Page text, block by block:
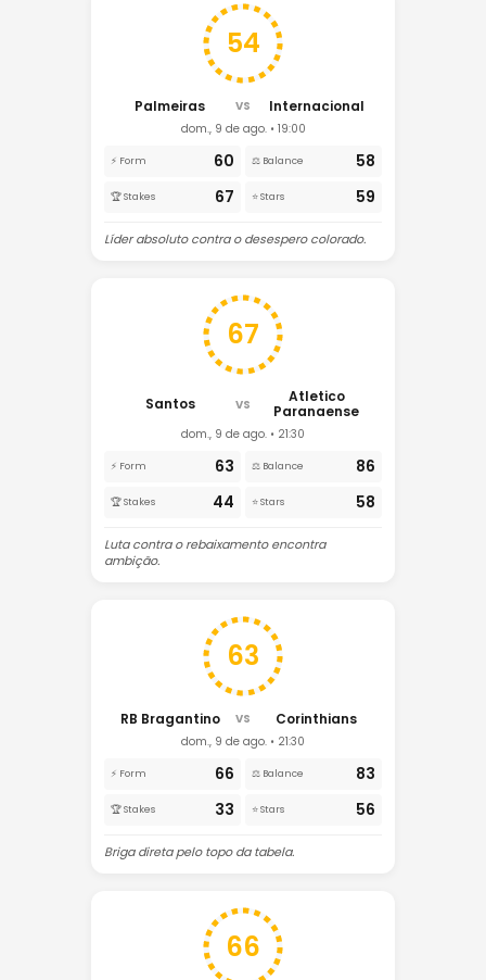
54
Palmeiras VS Internacional
dom., 9 de ago. • 19:00
⚡ Form 60 ⚖️ Balance 58
🏆 Stakes 67 ⭐ Stars 59
Líder absoluto contra o desespero colorado.
67
Santos VS
Atletico
Paranaense
dom., 9 de ago. • 21:30
⚡ Form 63 ⚖️ Balance 86
🏆 Stakes 44 ⭐ Stars 58
Luta contra o rebaixamento encontra
ambição.
63
RB Bragantino VS Corinthians
dom., 9 de ago. • 21:30
⚡ Form 66 ⚖️ Balance 83
🏆 Stakes 33 ⭐ Stars 56
Briga direta pelo topo da tabela.
66